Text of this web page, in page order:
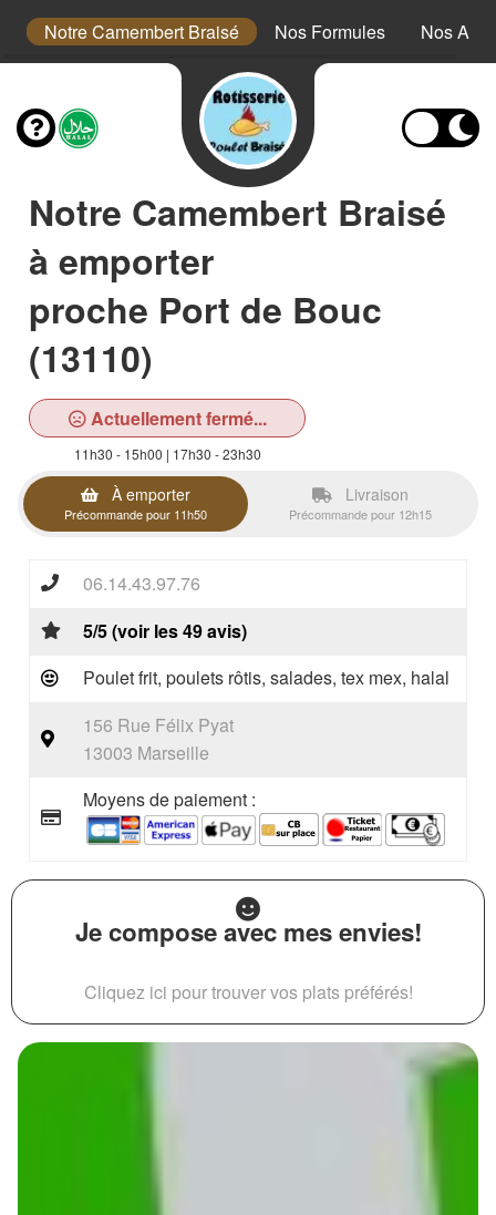
Notre Camembert Braisé Nos Formules Nos
Notre Camembert Braisé
à emporter
proche Port de Bouc
(13110)
Actuellement fermé...
11h30 - 15h00 | 17h30 - 23h30
À emporter
Précommande pour 11h50
Livraison
Précommande pour 12h15
06.14.43.97.76
5/5 (voir les 49 avis)
Poulet frit, poulets rôtis, salades, tex mex, halal
156 Rue Félix Pyat
13003 Marseille
Moyens de paiement :
Je compose avec mes envies!
Cliquez ici pour trouver vos plats préférés!